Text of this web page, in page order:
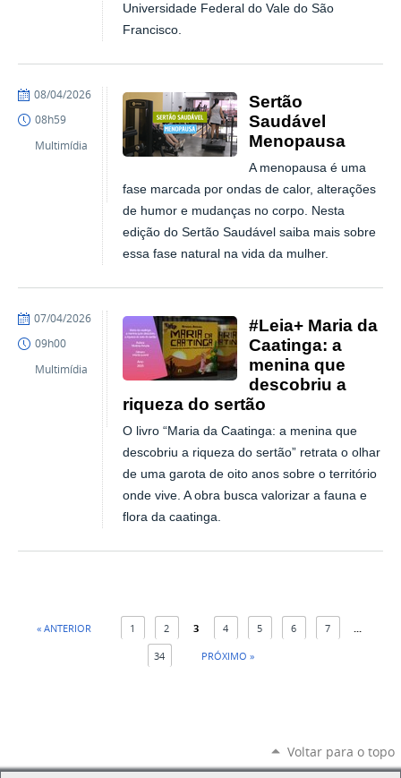
Universidade Federal do Vale do São
Francisco.
Sertão
Saudável
Menopausa
A menopausa é uma
fase marcada por ondas de calor, alterações
de humor e mudanças no corpo. Nesta
edição do Sertão Saudável saiba mais sobre
essa fase natural na vida da mulher.
publicado
08/04/2026
08h59
Multimídia
#Leia+ Maria da
Caatinga: a
menina que
descobriu a
riqueza do sertão
O livro “Maria da Caatinga: a menina que
descobriu a riqueza do sertão” retrata o olhar
de uma garota de oito anos sobre o território
onde vive. A obra busca valorizar a fauna e
flora da caatinga.
publicado
07/04/2026
09h00
Multimídia
« ANTERIOR 1 2 3 4 5 6 7 ...
34 PRÓXIMO »
Voltar para o topo